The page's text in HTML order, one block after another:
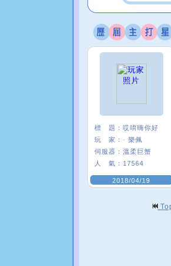
標 題： 哎唷嗨你好
玩 家： · 樂佩
伺服器： 溫柔巨蟹
人 氣： 17564
2018/04/19